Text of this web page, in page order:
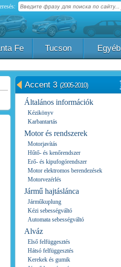
Fe Tucson Egyéb
Accent 3 (2005-2010)
Általános információk
Kézikönyv
Karbantartás
Motor és rendszerek
Motorjavítás
Hűtő- és kenőrendszer
Erő- és kipufogórendszer
Motor elektromos berendezések
Motorvezérlés
Jármű hajtáslánca
Járműkuplung
Kézi sebességváltó
Automata sebességváltó
Alváz
Első felfüggesztés
Hátsó felfüggesztés
Kerekek és gumik